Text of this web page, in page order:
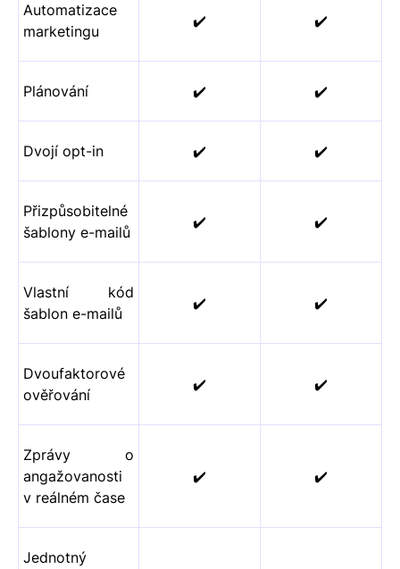
Automatizace
marketingu
✔️ ✔️
Plánování ✔️ ✔️
Dvojí opt-in ✔️ ✔️
Přizpůsobitelné
šablony e-mailů
✔️ ✔️
Vlastní kód
šablon e-mailů
✔️ ✔️
Dvoufaktorové
ověřování
✔️ ✔️
Zprávy o
angažovanosti
v reálném čase
✔️ ✔️
Jednotný